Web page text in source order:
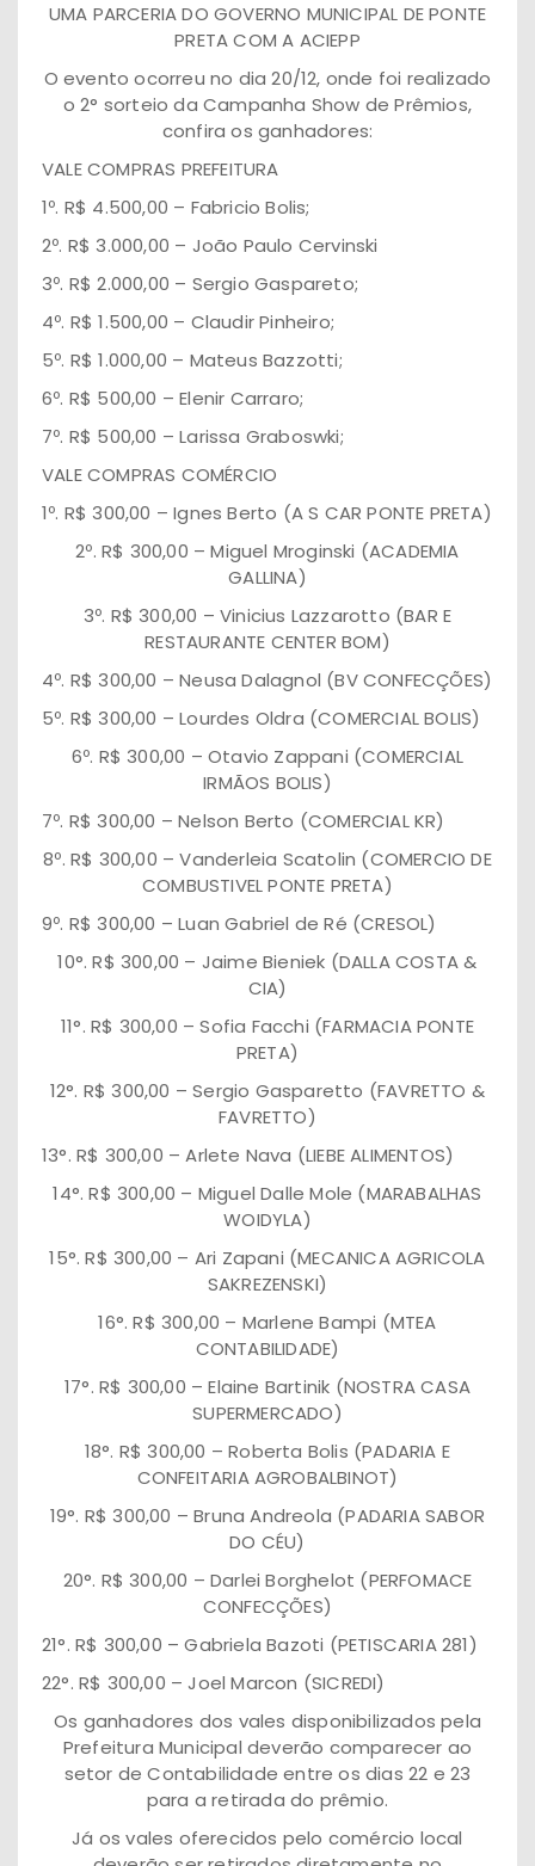
UMA PARCERIA DO GOVERNO MUNICIPAL DE PONTE
PRETA COM A ACIEPP
O evento ocorreu no dia 20/12, onde foi realizado
o 2° sorteio da Campanha Show de Prêmios,
confira os ganhadores:
VALE COMPRAS PREFEITURA
1º. R$ 4.500,00 – Fabricio Bolis;
2º. R$ 3.000,00 – João Paulo Cervinski
3º. R$ 2.000,00 – Sergio Gaspareto;
4º. R$ 1.500,00 – Claudir Pinheiro;
5º. R$ 1.000,00 – Mateus Bazzotti;
6º. R$ 500,00 – Elenir Carraro;
7º. R$ 500,00 – Larissa Graboswki;
VALE COMPRAS COMÉRCIO
1º. R$ 300,00 – Ignes Berto (A S CAR PONTE PRETA)
2º. R$ 300,00 – Miguel Mroginski (ACADEMIA
GALLINA)
3º. R$ 300,00 – Vinicius Lazzarotto (BAR E
RESTAURANTE CENTER BOM)
4º. R$ 300,00 – Neusa Dalagnol (BV CONFECÇÕES)
5º. R$ 300,00 – Lourdes Oldra (COMERCIAL BOLIS)
6º. R$ 300,00 – Otavio Zappani (COMERCIAL
IRMÃOS BOLIS)
7º. R$ 300,00 – Nelson Berto (COMERCIAL KR)
8º. R$ 300,00 – Vanderleia Scatolin (COMERCIO DE
COMBUSTIVEL PONTE PRETA)
9º. R$ 300,00 – Luan Gabriel de Ré (CRESOL)
10°. R$ 300,00 – Jaime Bieniek (DALLA COSTA &
CIA)
11°. R$ 300,00 – Sofia Facchi (FARMACIA PONTE
PRETA)
12°. R$ 300,00 – Sergio Gasparetto (FAVRETTO &
FAVRETTO)
13°. R$ 300,00 – Arlete Nava (LIEBE ALIMENTOS)
14°. R$ 300,00 – Miguel Dalle Mole (MARABALHAS
WOIDYLA)
15°. R$ 300,00 – Ari Zapani (MECANICA AGRICOLA
SAKREZENSKI)
16°. R$ 300,00 – Marlene Bampi (MTEA
CONTABILIDADE)
17°. R$ 300,00 – Elaine Bartinik (NOSTRA CASA
SUPERMERCADO)
18°. R$ 300,00 – Roberta Bolis (PADARIA E
CONFEITARIA AGROBALBINOT)
19°. R$ 300,00 – Bruna Andreola (PADARIA SABOR
DO CÉU)
20°. R$ 300,00 – Darlei Borghelot (PERFOMACE
CONFECÇÕES)
21°. R$ 300,00 – Gabriela Bazoti (PETISCARIA 281)
22°. R$ 300,00 – Joel Marcon (SICREDI)
Os ganhadores dos vales disponibilizados pela
Prefeitura Municipal deverão comparecer ao
setor de Contabilidade entre os dias 22 e 23
para a retirada do prêmio.
Já os vales oferecidos pelo comércio local